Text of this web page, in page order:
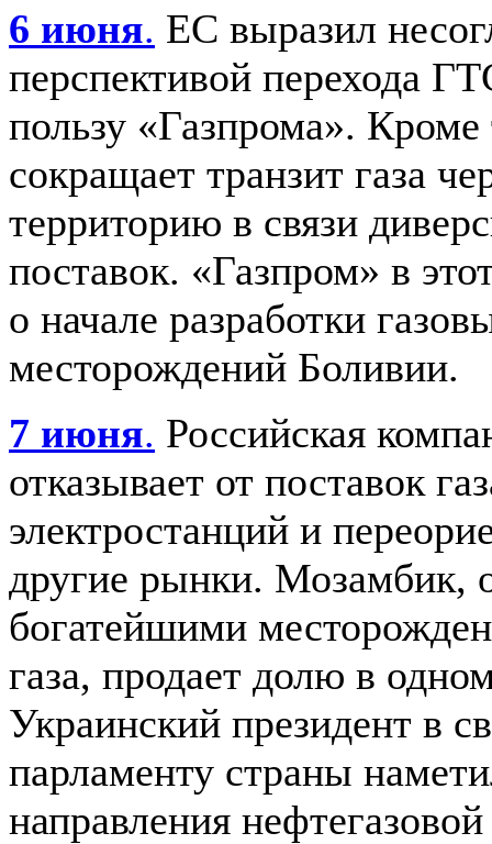
6 июня. ЕС выразил
перспективой перехода
пользу «Газпрома».
сокращает транзит газа
территорию в связи
поставок. «Газпром» в
о начале разработки
месторождений Боливии.
7 июня. Российская
отказывает от поставок
электростанций и
другие рынки. Мозамбик,
богатейшими
газа, продает долю в
Украинский президент в
парламенту страны
направления